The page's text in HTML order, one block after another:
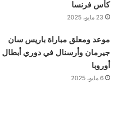
كأس فرنسا
23 مايو، 2025
موعد ومعلق مباراة باريس سان
جيرمان وأرسنال في دوري أبطال
أوروبا
6 مايو، 2025